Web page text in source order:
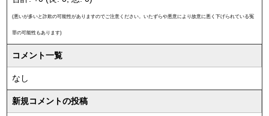
(悪いが多いと詐欺の可能性がありますのでご注意ください。いたずらや悪意により故意に悪く下げられている冤
罪の可能性もあります)
コメント一覧
なし
新規コメントの投稿